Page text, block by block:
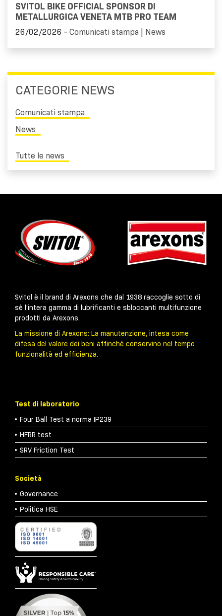
SVITOL BIKE OFFICIAL SPONSOR DI
METALLURGICA VENETA MTB PRO TEAM
26/02/2026 - Comunicati stampa News
CATEGORIE NEWS
Comunicati stampa
News
Tutte le news
Svitol è il brand di Arexons che dal 1938 raccoglie sotto di
sè l’intera gamma di lubrificanti e sbloccanti multifunzione
prodotti da Arexons.
La missione di Arexons: La manutenzione, intesa come
difesa del valore dei beni affinché conservino nel tempo
funzionalità ed efficienza.
Test di laboratorio
Four Ball Test a norma IP239
HFRR test
SRV Friction Test
Società
Governance
Politica HSE